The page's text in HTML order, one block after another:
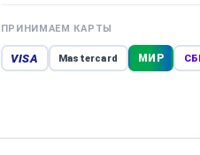
ПРИНИМАЕМ КАРТЫ
VISA Mastercard МИР